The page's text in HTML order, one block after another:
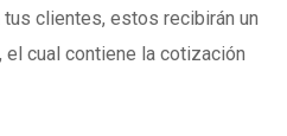
clientes, estos recibirán un
cual contiene la cotización